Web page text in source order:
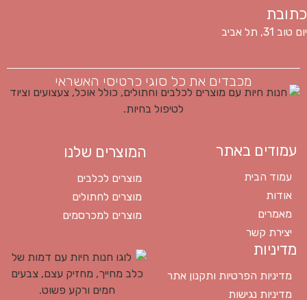
כתובת
יום טוב 31, תל אביב
מכבדים את כל סוגי כרטיסי האשראי
עמודים באתר
עמוד הבית
אודות
מאמרים
יצירת קשר
המוצרים שלנו
מוצרים לכלבים
מוצרים לחתולים
מוצרים למכרסמים
מדיניות
מדיניות הפרטיות ותקנון אתר
מדיניות נגישות